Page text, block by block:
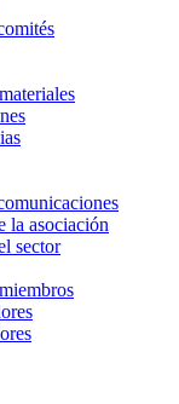
la asociación
sector